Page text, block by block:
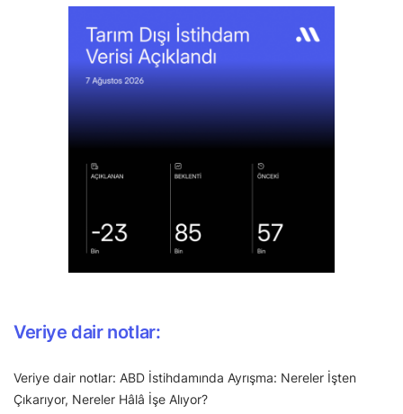
Veriye dair notlar:
Veriye dair notlar: ABD İstihdamında Ayrışma: Nereler İşten
Çıkarıyor, Nereler Hâlâ İşe Alıyor?